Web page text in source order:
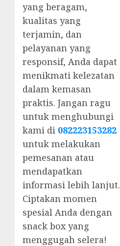
yang beragam,
kualitas yang
terjamin, dan
pelayanan yang
responsif, Anda dapat
menikmati kelezatan
dalam kemasan
praktis. Jangan ragu
untuk menghubungi
kami di 082223153282
untuk melakukan
pemesanan atau
mendapatkan
informasi lebih lanjut.
Ciptakan momen
spesial Anda dengan
snack box yang
menggugah selera!